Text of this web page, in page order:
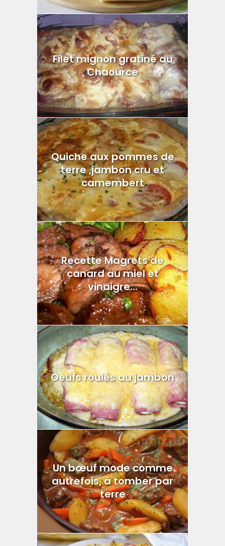
Filet mignon gratiné au
Chaource
Quiche aux pommes de
terre ,jambon cru et
camembert
Recette Magrets de
canard au miel et
vinaigre...
Oeufs roulés au jambon
Un bœuf mode comme
autrefois, à tomber par
terre